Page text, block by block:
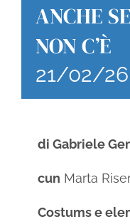
ANCHE
NON C’È
21/02/
di Gabriele
cun Marta
Costums e